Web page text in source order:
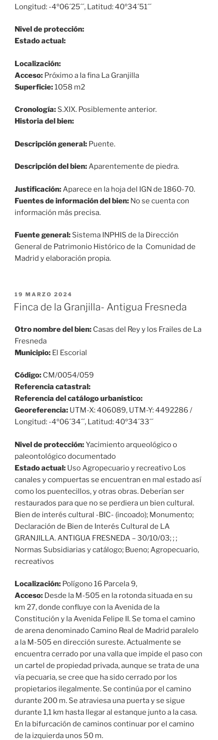
Longitud: -4º06´25´´, Latitud: 40º34´51´´
Nivel de protección:
Estado actual:
Localización:
Acceso: Próximo a la fina La Granjilla
Superficie:1058 m2
Cronología: S.XIX. Posiblemente anterior.
Historia del bien:
Descripción general: Puente.
Descripción del bien:Aparentemente de piedra.
Justificación:Aparece en la hoja del IGN de 1860-70.
Fuentes de información del bien: No se cuenta con
información más precisa.
Fuente general: Sistema INPHIS de la Dirección
General de Patrimonio Histórico de la Comunidad de
Madrid y elaboración propia.
PUBLICADO
EL
19 MARZO 2024
Finca de la Granjilla- Antigua Fresneda
Otro nombre del bien: Casas del Rey y los Frailes de La
Fresneda
Municipio: El Escorial
Código: CM/0054/059
Referencia catastral:
Referencia del catálogo urbanístico:
Georeferencia: UTM-X: 406089, UTM-Y: 4492286 /
Longitud: -4º06´34´´, Latitud: 40º34´33´´
Nivel de protección:Yacimiento arqueológico o
paleontológico documentado
Estado actual: Uso Agropecuario y recreativo Los
canales y compuertas se encuentran en mal estado así
como los puentecillos, y otras obras. Deberían ser
restaurados para que no se perdiera un bien cultural.
Bien de interés cultural -BIC- (incoado); Monumento;
Declaración de Bien de Interés Cultural de LA
GRANJILLA. ANTIGUA FRESNEDA – 30/10/03; ; ;
Normas Subsidiarias y catálogo; Bueno; Agropecuario,
recreativos
Localización: Polígono 16 Parcela 9,
Acceso: Desde la M-505 en la rotonda situada en su
km 27, donde confluye con la Avenida de la
Constitución y la Avenida Felipe II. Se toma el camino
de arena denominado Camino Real de Madrid paralelo
a la M-505 en dirección sureste. Actualmente se
encuentra cerrado por una valla que impide el paso con
un cartel de propiedad privada, aunque se trata de una
vía pecuaria, se cree que ha sido cerrado por los
propietarios ilegalmente. Se continúa por el camino
durante 200 m. Se atraviesa una puerta y se sigue
durante 1,1 km hasta llegar al estanque junto a la casa.
En la bifurcación de caminos continuar por el camino
de la izquierda unos 50 m.